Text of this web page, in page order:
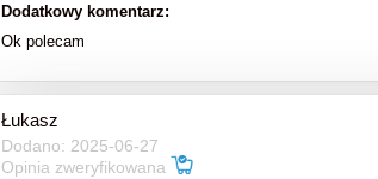
Dodatkowy komentarz:
Ok polecam
Łukasz
Dodano: 2025-06-27
Opinia zweryfikowana